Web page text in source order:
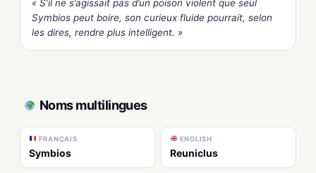
« S’il ne s’agissait pas d’un poison violent que seul
Symbios peut boire, son curieux fluide pourrait, selon
les dires, rendre plus intelligent. »
Noms multilingues
FRANÇAIS
Symbios
ENGLISH
Reuniclus